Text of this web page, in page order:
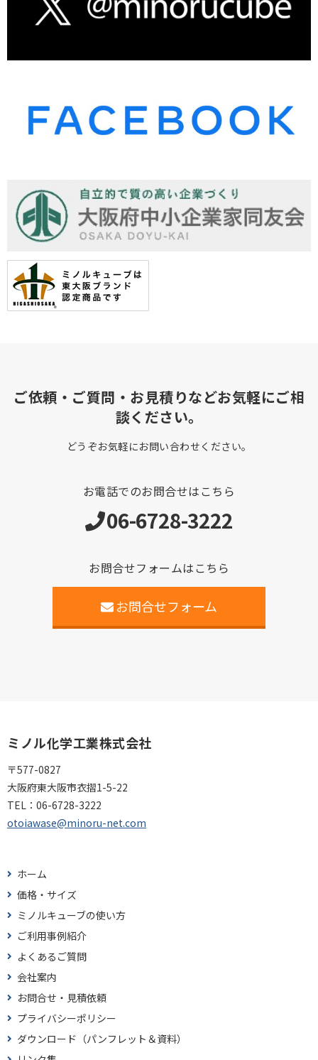
ご依頼・ご質問・お見積りなどお気軽にご相
談ください。
どうぞお気軽にお問い合わせください。
お電話でのお問合せはこちら
06-6728-3222
お問合せフォームはこちら
お問合せフォーム
ミノル化学工業株式会社
〒577-0827
大阪府東大阪市衣摺1-5-22
TEL： 06-6728-3222
otoiawase@minoru-net.com
ホーム
価格・サイズ
ミノルキューブの使い方
ご利用事例紹介
よくあるご質問
会社案内
お問合せ・見積依頼
プライバシーポリシー
ダウンロード（パンフレット＆資料）